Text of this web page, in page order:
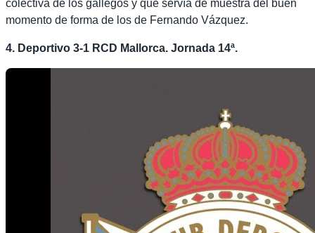
colectiva de los gallegos y que servía de muestra del buen
momento de forma de los de Fernando Vázquez.
4. Deportivo 3-1 RCD Mallorca. Jornada 14ª.